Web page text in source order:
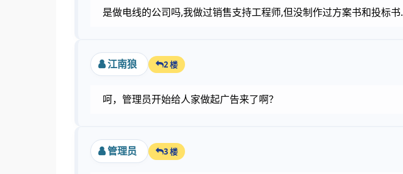
是做电线的公司吗,我做过销售支持工程师,但没制作过方案书和投标书.
江南狼 2 楼
呵，管理员开始给人家做起广告来了啊？
管理员 3 楼